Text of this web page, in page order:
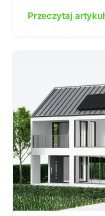
Przeczytaj artykuł